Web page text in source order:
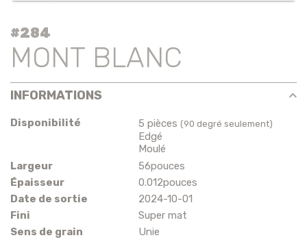
#284
MONT BLANC
INFORMATIONS
Disponibilité 5 pièces (90 degré seulement)
Edgé
Moulé
Largeur
56pouces
Épaisseur
0.012pouces
Date de sortie
2024-10-01
Fini
Super mat
Sens de grain
Unie